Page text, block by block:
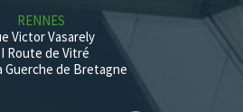
RENNES
Victor Vasarely
Route de Vitré
Guerche de Bretagne